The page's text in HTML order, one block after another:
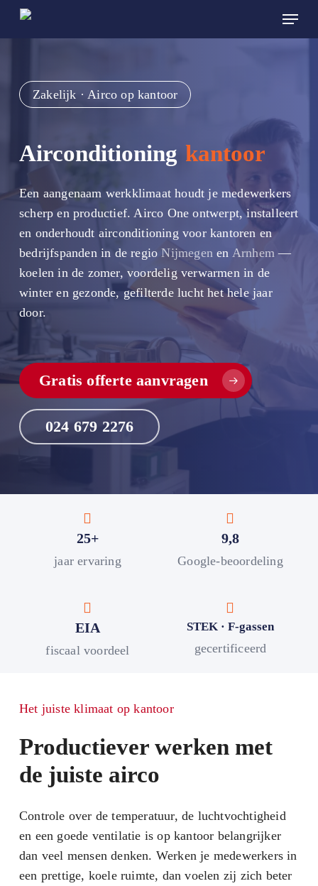
Skip
Menu
Zakelijk · Airco op kantoor
Airconditioning kantoor
Een aangenaam werkklimaat houdt je medewerkers
scherp en productief. Airco One ontwerpt, installeert
en onderhoudt airconditioning voor kantoren en
bedrijfspanden in de regioNijmegenen Arnhem—
koelen in de zomer, voordelig verwarmen in de
winter en gezonde, gefilterde lucht het hele jaar
door.
Gratis offerte aanvragen
024 679 2276
25+
jaar ervaring
9,8
Google-beoordeling
EIA
fiscaal voordeel
STEK · F-gassen
gecertificeerd
Het juiste klimaat op kantoor
Productiever werken met
de juiste airco
Controle over de temperatuur, de luchtvochtigheid
en een goede ventilatie is op kantoor belangrijker
dan veel mensen denken. Werken je medewerkers in
een prettige, koele ruimte, dan voelen zij zich beter